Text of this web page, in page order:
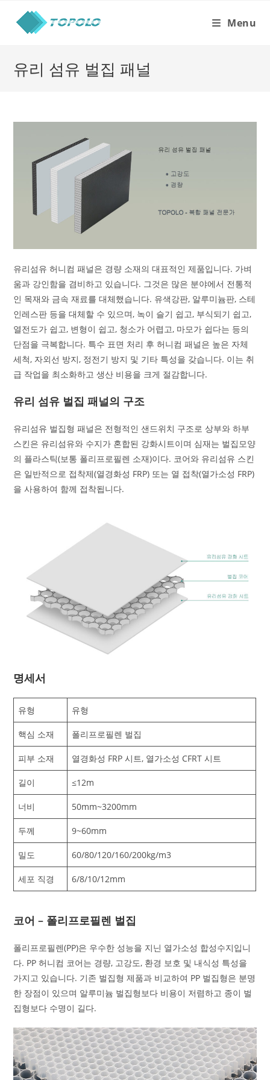
content
Menu
유리 섬유 벌집 패널
유리섬유 허니컴 패널은 경량 소재의 대표적인 제품입니다. 가벼
움과 강인함을 겸비하고 있습니다. 그것은 많은 분야에서 전통적
인 목재와 금속 재료를 대체했습니다. 유색강판, 알루미늄판, 스테
인레스판 등을 대체할 수 있으며, 녹이 슬기 쉽고, 부식되기 쉽고,
열전도가 쉽고, 변형이 쉽고, 청소가 어렵고, 마모가 쉽다는 등의
단점을 극복합니다. 특수 표면 처리 후 허니컴 패널은 높은 자체
세척, 자외선 방지, 정전기 방지 및 기타 특성을 갖습니다. 이는 취
급 작업을 최소화하고 생산 비용을 크게 절감합니다.
유리 섬유 벌집 패널의 구조
유리섬유 벌집형 패널은 전형적인 샌드위치 구조로 상부와 하부
스킨은 유리섬유와 수지가 혼합된 강화시트이며 심재는 벌집모양
의 플라스틱(보통 폴리프로필렌 소재)이다. 코어와 유리섬유 스킨
은 일반적으로 접착제(열경화성 FRP) 또는 열 접착(열가소성 FRP)
을 사용하여 함께 접착됩니다.
명세서
유형 유형
핵심 소재 폴리프로필렌 벌집
피부 소재 열경화성 FRP 시트, 열가소성 CFRT 시트
길이 ≤12m
너비 50mm~3200mm
두께 9~60mm
밀도 60/80/120/160/200kg/m3
세포 직경 6/8/10/12mm
코어 – 폴리프로필렌 벌집
폴리프로필렌(PP)은 우수한 성능을 지닌 열가소성 합성수지입니
다. PP 허니컴 코어는 경량, 고강도, 환경 보호 및 내식성 특성을
가지고 있습니다. 기존 벌집형 제품과 비교하여 PP 벌집형은 분명
한 장점이 있으며 알루미늄 벌집형보다 비용이 저렴하고 종이 벌
집형보다 수명이 길다.